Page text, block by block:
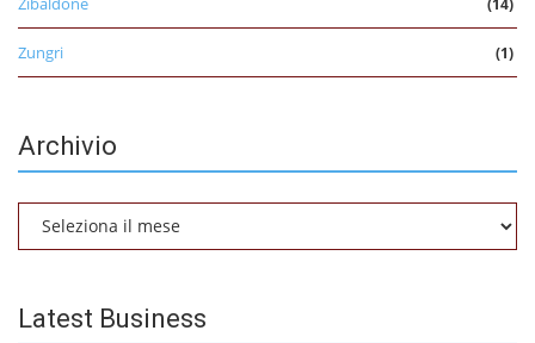
(14)
Zungri (1)
Archivio
Archivio
Latest Business